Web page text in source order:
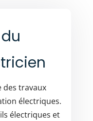
des travaux
électriques.
électriques et